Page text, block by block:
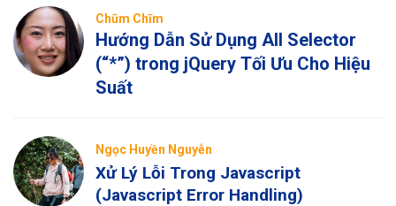
Chũm Chĩm
Hướng Dẫn Sử Dụng All Selector
(“*”) trong jQuery Tối Ưu Cho Hiệu
Suất
Ngọc Huyền Nguyễn
Xử Lý Lỗi Trong Javascript
(Javascript Error Handling)